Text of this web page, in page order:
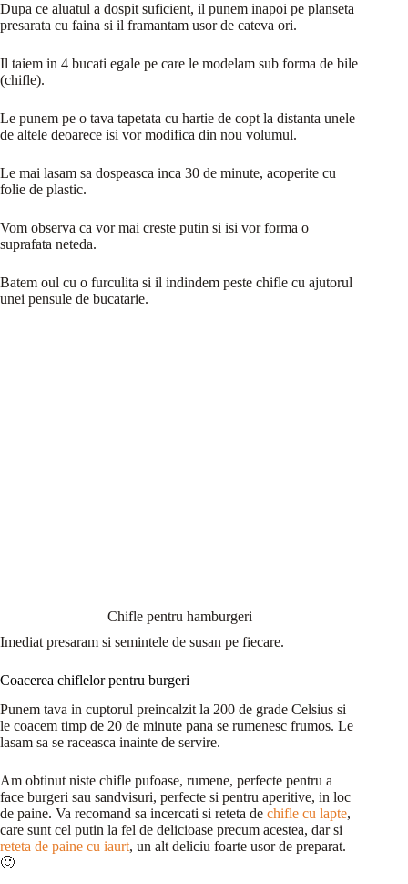
Dupa ce aluatul a dospit suficient, il punem inapoi pe planseta
presarata cu faina si il framantam usor de cateva ori.
Il taiem in 4 bucati egale pe care le modelam sub forma de bile
(chifle).
Le punem pe o tava tapetata cu hartie de copt la distanta unele
de altele deoarece isi vor modifica din nou volumul.
Le mai lasam sa dospeasca inca 30 de minute, acoperite cu
folie de plastic.
Vom observa ca vor mai creste putin si isi vor forma o
suprafata neteda.
Batem oul cu o furculita si il indindem peste chifle cu ajutorul
unei pensule de bucatarie.
Chifle pentru hamburgeri
Imediat presaram si semintele de susan pe fiecare.
Coacerea chiflelor pentru burgeri
Punem tava in cuptorul preincalzit la 200 de grade Celsius si
le coacem timp de 20 de minute pana se rumenesc frumos. Le
lasam sa se raceasca inainte de servire.
Am obtinut niste chifle pufoase, rumene, perfecte pentru a
face burgeri sau sandvisuri, perfecte si pentru aperitive, in loc
de paine. Va recomand sa incercati si reteta de chifle cu lapte,
care sunt cel putin la fel de delicioase precum acestea, dar si
reteta de paine cu iaurt, un alt deliciu foarte usor de preparat.
🙂